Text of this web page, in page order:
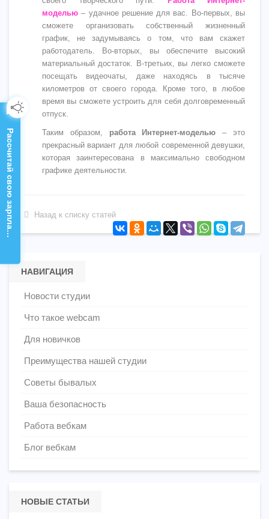
моделью – удачное решение для вас. Во-первых, вы
сможете организовать собственный жизненный
график, не задумываясь о том, что вам скажет
работодатель. Во-вторых, вы обеспечите высокий
материальный достаток. В-третьих, вы легко сможете
посещать видеочаты, даже находясь в тысяче
километров от своего города. Кроме того, в любое
время вы сможете устроить для себя долговременный
отпуск.
Таким образом, работа Интернет-моделью – это
прекрасный вариант для любой современной девушки,
которая заинтересована в максимально свободном
графике деятельности.
Назад к списку статей
НАВИГАЦИЯ
Новости студии
Что такое webcam
Для новичков
Преимущества нашей студии
Советы бывалых
Ваша безопасность
Работа вебкам
Блог вебкам
НОВЫЕ СТАТЬИ
Рассчитай свою зарплату!